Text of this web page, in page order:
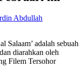
Abdullah
adalah sebuah
diarahkan oleh
Filem Tersohor